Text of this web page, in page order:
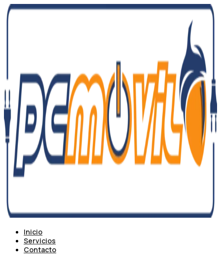
Ir
al
Inicio
Servicios
Contacto